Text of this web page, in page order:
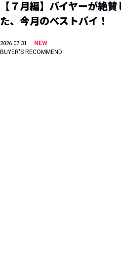
【７月編】バイヤーが絶賛
た、今月のベストバイ！
2026.07.31
NEW
BUYER'S RECOMMEND